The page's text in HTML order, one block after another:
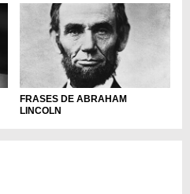
FRASES DE ABRAHAM
LINCOLN